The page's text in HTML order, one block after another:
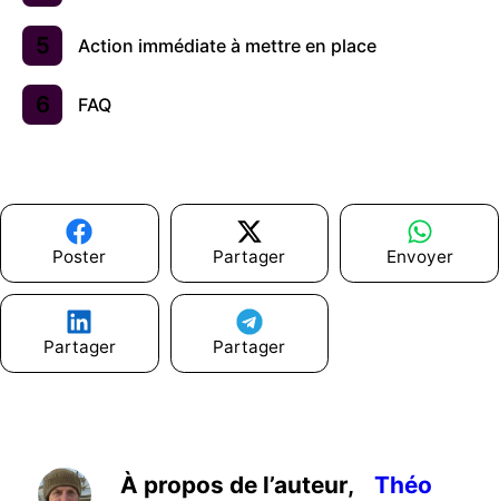
Action immédiate à mettre en place
FAQ
Poster Partager Envoyer
Partager Partager
À propos de l’auteur, Théo